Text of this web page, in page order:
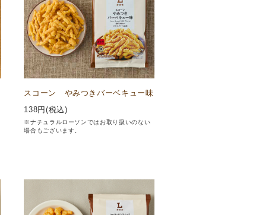
スコーン やみつきバーベキュー味
138円(税込)
※ナチュラルローソンではお取り扱いのない
場合もございます。